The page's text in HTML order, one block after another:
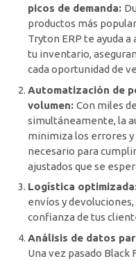
picos de demanda:
productos más
Tryton ERP te ayuda
tu inventario,
cada oportunidad de
Automatización de
volumen: Con miles
simultáneamente, la
minimiza los errores
necesario para
ajustados que se
Logística
envíos y
confianza de tus
Análisis de datos
Una vez pasado